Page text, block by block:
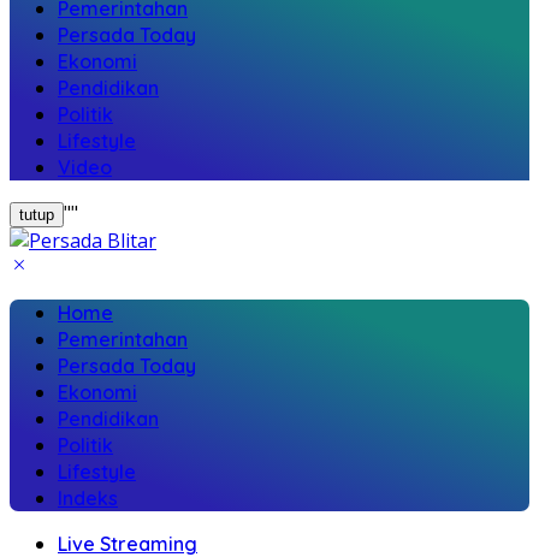
Pemerintahan
Persada Today
Ekonomi
Pendidikan
Politik
Lifestyle
Video
tutup ""
Home
Pemerintahan
Persada Today
Ekonomi
Pendidikan
Politik
Lifestyle
Indeks
Live Streaming